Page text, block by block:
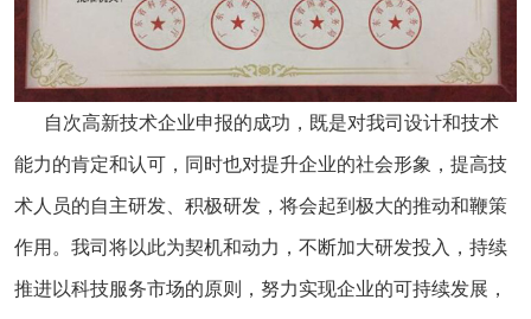
自次高新技术企业申报的成功，既是对我司设计和技术
能力的肯定和认可，同时也对提升企业的社会形象，提高技
术人员的自主研发、积极研发，将会起到极大的推动和鞭策
作用。我司将以此为契机和动力，不断加大研发投入，持续
推进以科技服务市场的原则，努力实现企业的可持续发展，